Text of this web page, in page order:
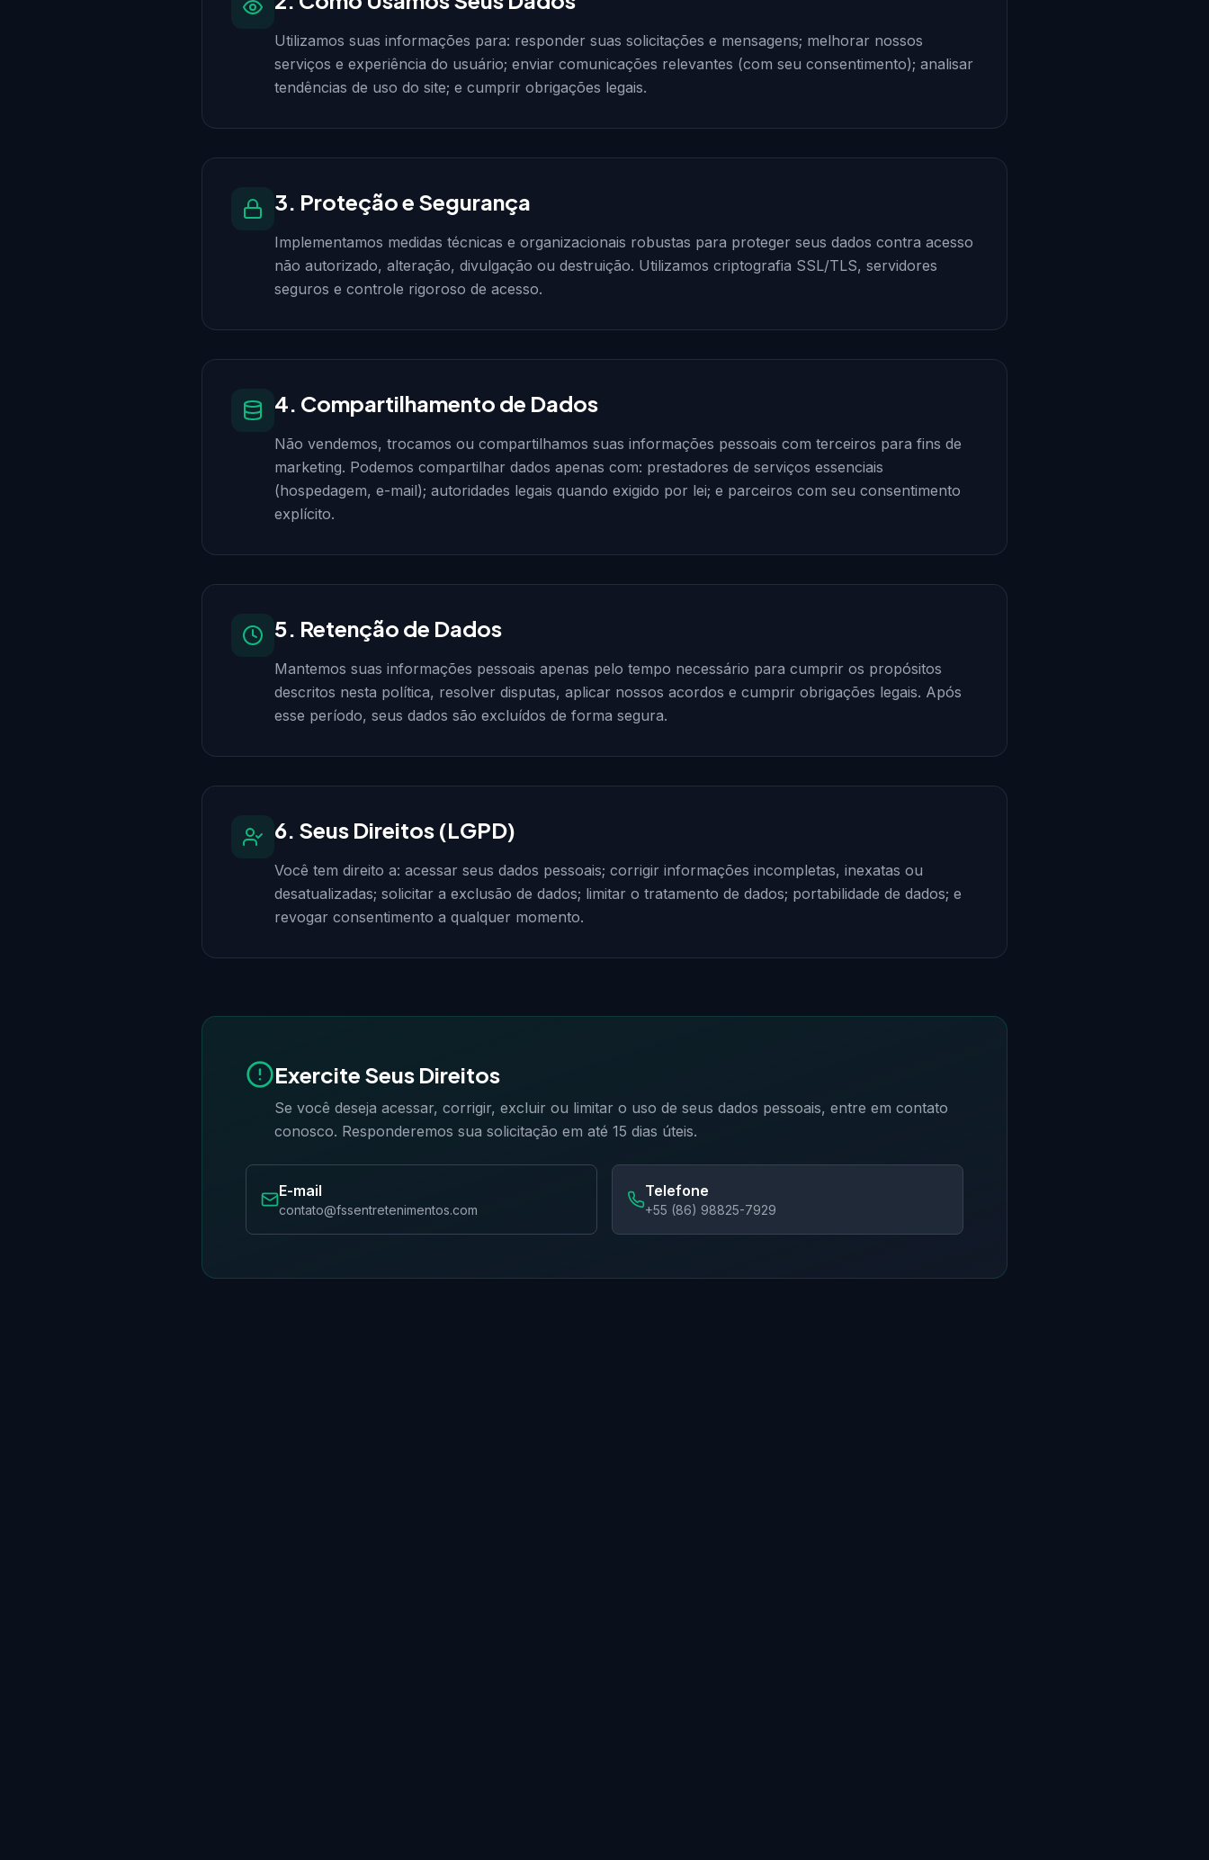
Utilizamos suas informações para: responder suas solicitações e mensagens; melhorar nossos
serviços e experiência do usuário; enviar comunicações relevantes (com seu consentimento); analisar
tendências de uso do site; e cumprir obrigações legais.
3. Proteção e Segurança
Implementamos medidas técnicas e organizacionais robustas para proteger seus dados contra acesso
não autorizado, alteração, divulgação ou destruição. Utilizamos criptografia SSL/TLS, servidores
seguros e controle rigoroso de acesso.
4. Compartilhamento de Dados
Não vendemos, trocamos ou compartilhamos suas informações pessoais com terceiros para fins de
marketing. Podemos compartilhar dados apenas com: prestadores de serviços essenciais
(hospedagem, e-mail); autoridades legais quando exigido por lei; e parceiros com seu consentimento
explícito.
5. Retenção de Dados
Mantemos suas informações pessoais apenas pelo tempo necessário para cumprir os propósitos
descritos nesta política, resolver disputas, aplicar nossos acordos e cumprir obrigações legais. Após
esse período, seus dados são excluídos de forma segura.
6. Seus Direitos (LGPD)
Você tem direito a: acessar seus dados pessoais; corrigir informações incompletas, inexatas ou
desatualizadas; solicitar a exclusão de dados; limitar o tratamento de dados; portabilidade de dados; e
revogar consentimento a qualquer momento.
Exercite Seus Direitos
Se você deseja acessar, corrigir, excluir ou limitar o uso de seus dados pessoais, entre em contato
conosco. Responderemos sua solicitação em até 15 dias úteis.
E-mail
contato@fssentretenimentos.com
Telefone
+55 (86) 98825-7929